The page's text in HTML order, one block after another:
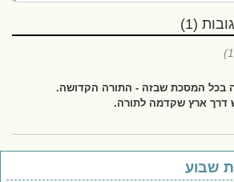
(1)
המסכת שבזה - התורה הקדושה.
ארץ שקדמה לתורה.